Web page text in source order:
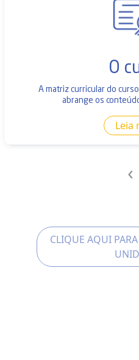
O
A matriz curricular do
abrange os
Leia
‹
CLIQUE AQUI